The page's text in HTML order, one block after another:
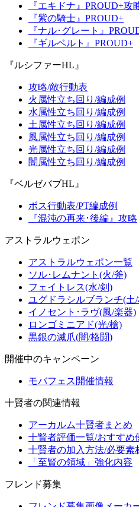
『エキドナ』PROUD+攻
『紫の騎士』PROUD+
『ナル･グレート』
『ギルベルト』PROUD+
『ルシファーHL』
攻略/敵行動表
火属性立ち回り/編成例
水属性立ち回り/編成例
土属性立ち回り/編成例
風属性立ち回り/編成例
光属性立ち回り/編成例
闇属性立ち回り/編成例
『ベルゼバブHL』
ボス行動表/PT編成例
『混沌の再来･後編』攻略
アストラルウェポン
アストラルウェポン一覧
ソル･レムナント(火/斧)
フェイトレス(水/剣)
ユグドラシルブランチ(土
イノセント･ラヴ(風/楽器)
ロンゴミニアド(光/槍)
黒銀の滅爪(闇/格闘)
開催中のキャンペーン
モバフェス開催情報
十賢者の関連情報
アーカルム十賢者まとめ
十賢者評価一覧/おすすめ
十賢者の加入方法/必要素
「至賢の領域」強化内容
フレンド募集